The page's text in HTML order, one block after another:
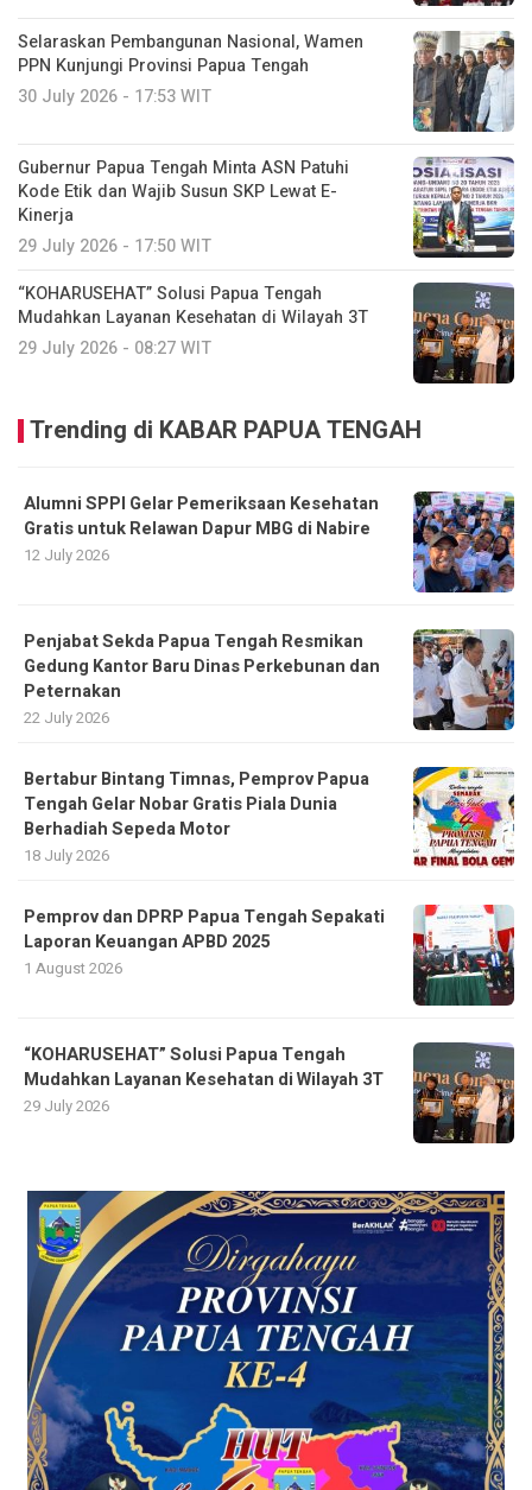
Selaraskan Pembangunan Nasional, Wamen
PPN Kunjungi Provinsi Papua Tengah
30 July 2026 - 17:53 WIT
Gubernur Papua Tengah Minta ASN Patuhi
Kode Etik dan Wajib Susun SKP Lewat E-
Kinerja
29 July 2026 - 17:50 WIT
“KOHARUSEHAT” Solusi Papua Tengah
Mudahkan Layanan Kesehatan di Wilayah 3T
29 July 2026 - 08:27 WIT
Trending di KABAR PAPUA TENGAH
Alumni SPPI Gelar Pemeriksaan Kesehatan
Gratis untuk Relawan Dapur MBG di Nabire
12 July 2026
Penjabat Sekda Papua Tengah Resmikan
Gedung Kantor Baru Dinas Perkebunan dan
Peternakan
22 July 2026
Bertabur Bintang Timnas, Pemprov Papua
Tengah Gelar Nobar Gratis Piala Dunia
Berhadiah Sepeda Motor
18 July 2026
Pemprov dan DPRP Papua Tengah Sepakati
Laporan Keuangan APBD 2025
1 August 2026
“KOHARUSEHAT” Solusi Papua Tengah
Mudahkan Layanan Kesehatan di Wilayah 3T
29 July 2026